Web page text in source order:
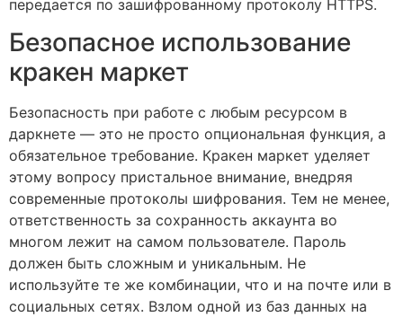
передается по зашифрованному протоколу HTTPS.
Безопасное использование
кракен маркет
Безопасность при работе с любым ресурсом в
даркнете — это не просто опциональная функция, а
обязательное требование. Кракен маркет уделяет
этому вопросу пристальное внимание, внедряя
современные протоколы шифрования. Тем не менее,
ответственность за сохранность аккаунта во
многом лежит на самом пользователе. Пароль
должен быть сложным и уникальным. Не
используйте те же комбинации, что и на почте или в
социальных сетях. Взлом одной из баз данных на